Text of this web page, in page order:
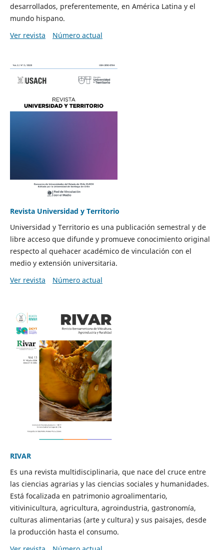
desarrollados, preferentemente, en América Latina y el
mundo hispano.
Ver revista
Número actual
Revista Universidad y Territorio
Universidad y Territorio es una publicación semestral y de
libre acceso que difunde y promueve conocimiento original
respecto al quehacer académico de vinculación con el
medio y extensión universitaria.
Ver revista
Número actual
RIVAR
Es una revista multidisciplinaria, que nace del cruce entre
las ciencias agrarias y las ciencias sociales y humanidades.
Está focalizada en patrimonio agroalimentario,
vitivinicultura, agricultura, agroindustria, gastronomía,
culturas alimentarias (arte y cultura) y sus paisajes, desde
la producción hasta el consumo.